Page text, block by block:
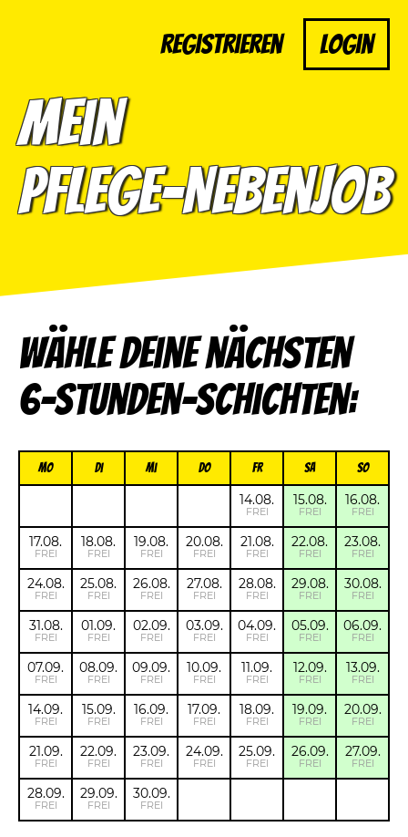
Registrieren Login
Mein
Pflege-Nebenjob
Wähle deine nächsten
6-Stunden-Schichten:
Mo Di Mi Do FR Sa So
14.08.
FREI
15.08.
FREI
16.08.
FREI
17.08.
FREI
18.08.
FREI
19.08.
FREI
20.08.
FREI
21.08.
FREI
22.08.
FREI
23.08.
FREI
24.08.
FREI
25.08.
FREI
26.08.
FREI
27.08.
FREI
28.08.
FREI
29.08.
FREI
30.08.
FREI
31.08.
FREI
01.09.
FREI
02.09.
FREI
03.09.
FREI
04.09.
FREI
05.09.
FREI
06.09.
FREI
07.09.
FREI
08.09.
FREI
09.09.
FREI
10.09.
FREI
11.09.
FREI
12.09.
FREI
13.09.
FREI
14.09.
FREI
15.09.
FREI
16.09.
FREI
17.09.
FREI
18.09.
FREI
19.09.
FREI
20.09.
FREI
21.09.
FREI
22.09.
FREI
23.09.
FREI
24.09.
FREI
25.09.
FREI
26.09.
FREI
27.09.
FREI
28.09.
FREI
29.09.
FREI
30.09.
FREI